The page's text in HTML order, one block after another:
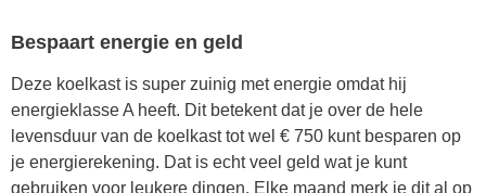
Bespaart energie en geld
Deze koelkast is super zuinig met energie omdat hij
energieklasse A heeft. Dit betekent dat je over de hele
levensduur van de koelkast tot wel € 750 kunt besparen op
je energierekening. Dat is echt veel geld wat je kunt
gebruiken voor leukere dingen. Elke maand merk je dit al op